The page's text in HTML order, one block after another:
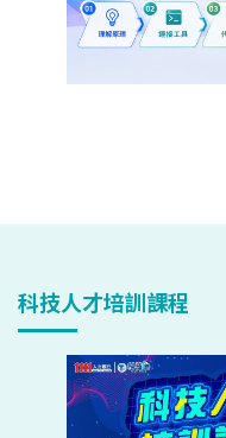
科技人才培訓課程